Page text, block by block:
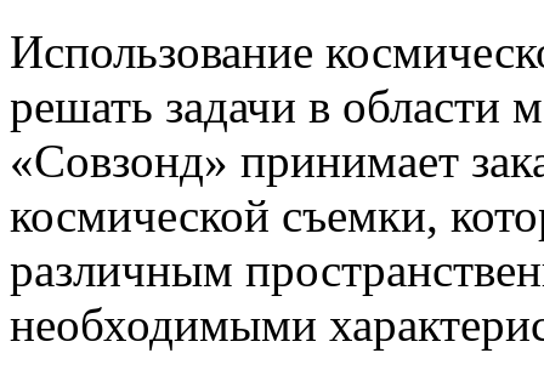
Использование
решать задачи в области
«Совзонд» принимает
космической съемки,
различным
необходимыми